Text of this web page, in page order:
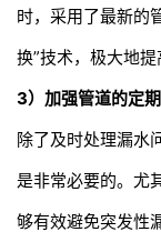
时，采用了最新的
换”技术，极大地提
3）加强管道的定
除了及时处理漏水
是非常必要的。尤
够有效避免突发性